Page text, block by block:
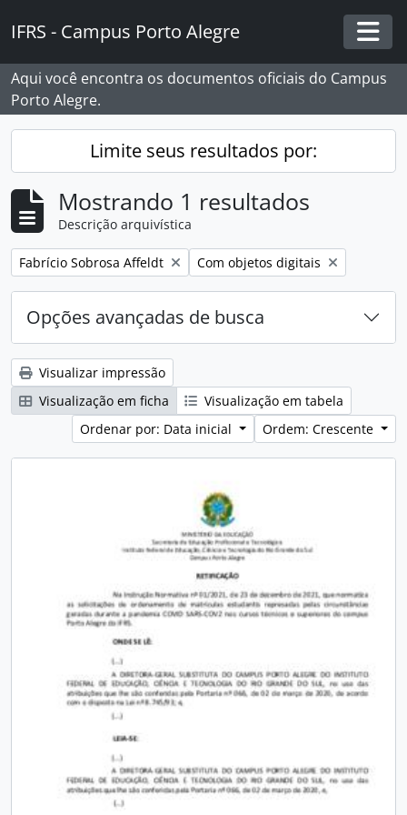
IFRS - Campus Porto Alegre
Aqui você encontra os documentos oficiais do Campus
Porto Alegre.
Limite seus resultados por:
Mostrando 1 resultados
Descrição arquivística
Remover filtro:
Fabrício Sobrosa Affeldt Remover filtro:
Com objetos digitais
Opções avançadas de busca
Visualizar impressão
Visualização em ficha
Visualização em tabela
Ordenar por: Data inicial
Ordem: Crescente